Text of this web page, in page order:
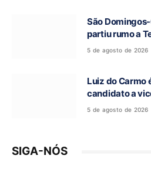
São
partiu rumo a
Romaria do
5 de agosto de 2026
Luiz do Carmo
candidato a
de Daniel Vilela
5 de agosto de 2026
SIGA-NÓS